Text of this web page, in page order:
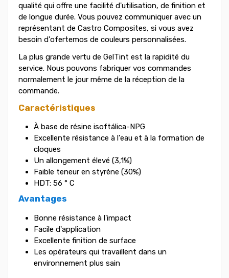
qualité qui offre une facilité d'utilisation, de finition et
de longue durée. Vous pouvez communiquer avec un
représentant de Castro Composites, si vous avez
besoin d'ofertemos de couleurs personnalisées.
La plus grande vertu de GelTint est la rapidité du
service. Nous pouvons fabriquer vos commandes
normalement le jour même de la réception de la
commande.
Caractéristiques
À base de résine isoftálica-NPG
Excellente résistance à l'eau et à la formation de
cloques
Un allongement élevé (3,1%)
Faible teneur en styrène (30%)
HDT: 56 ° C
Avantages
Bonne résistance à l'impact
Facile d'application
Excellente finition de surface
Les opérateurs qui travaillent dans un
environnement plus sain